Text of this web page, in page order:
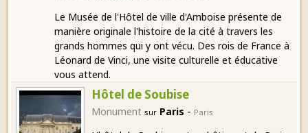
Le Musée de l'Hôtel de ville d'Amboise présente de
manière originale l'histoire de la cité à travers les
grands hommes qui y ont vécu. Des rois de France à
Léonard de Vinci, une visite culturelle et éducative
vous attend.
Hôtel de Soubise
Monument sur Paris - Paris